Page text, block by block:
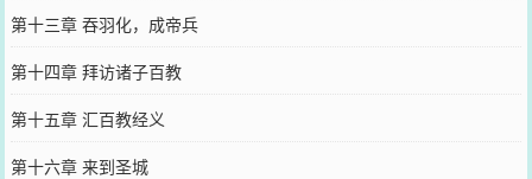
第十三章 吞羽化，成帝兵
第十四章 拜访诸子百教
第十五章 汇百教经义
第十六章 来到圣城